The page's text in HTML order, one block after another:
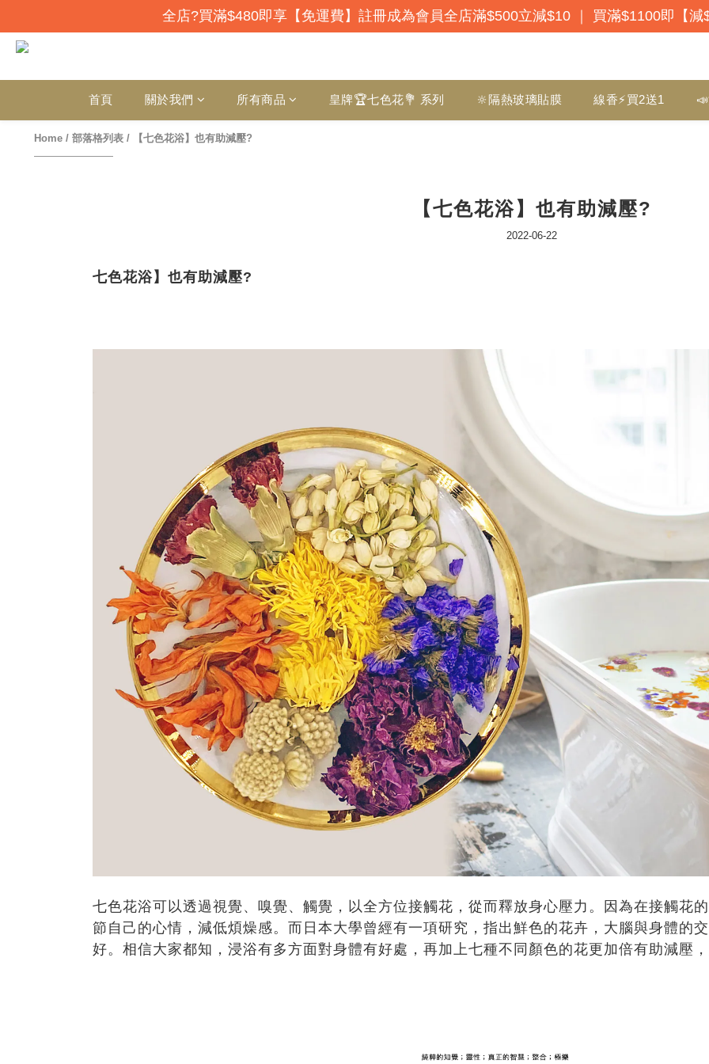
首頁 關於我們 所有商品 皇牌🏆七色花💐 系列 🔆隔熱玻璃貼膜 線香⚡買2送1
Home / 部落格列表 / 【七色花浴】也有助減壓?
【七色花浴】也有助減壓?
2022-06-22
七色花浴】也有助減壓?
七色花浴可以透過視覺、嗅覺、觸覺，以全方位接觸花，從而釋放身心壓力。因為在接觸花
節自己的心情，減低煩燥感。而日本大學曾經有一項研究，指出鮮色的花卉，大腦與身體的
好。相信大家都知，浸浴有多方面對身體有好處，再加上七種不同顏色的花更加倍有助減壓
全店?買滿$480即享【免運費】註冊成為會員全店滿$500立減$10 ｜ 買滿$1100即【減